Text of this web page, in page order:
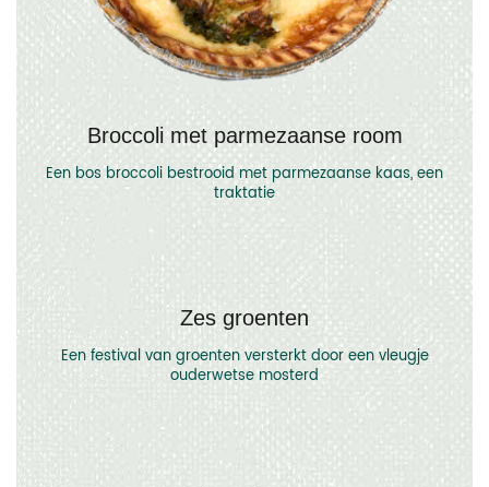
Broccoli met parmezaanse room
Een bos broccoli bestrooid met parmezaanse kaas, een
traktatie
Zes groenten
Een festival van groenten versterkt door een vleugje
ouderwetse mosterd